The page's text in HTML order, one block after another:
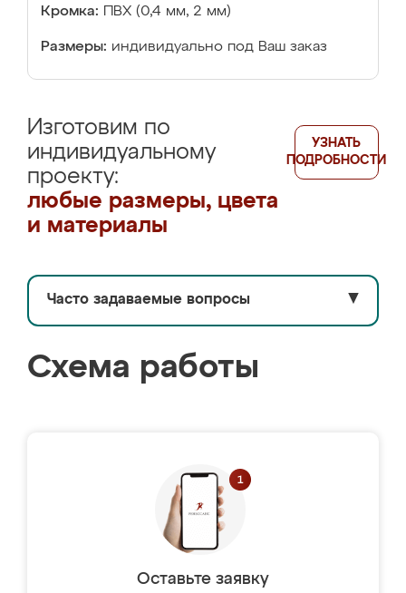
Кромка: ПВХ (0,4 мм, 2 мм)
Размеры: индивидуально под Ваш заказ
Изготовим по
индивидуальному
проекту:
любые размеры, цвета
и материалы
УЗНАТЬ
ПОДРОБНОСТИ
Часто задаваемые вопросы ▼
Схема работы
Оставьте заявку